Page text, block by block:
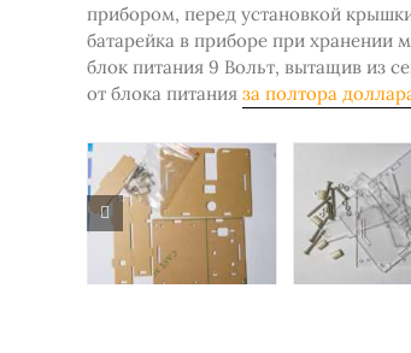
прибором, перед установкой
батарейка в приборе при хранении
блок питания 9 Вольт, вытащив из
от блока питания за полтора